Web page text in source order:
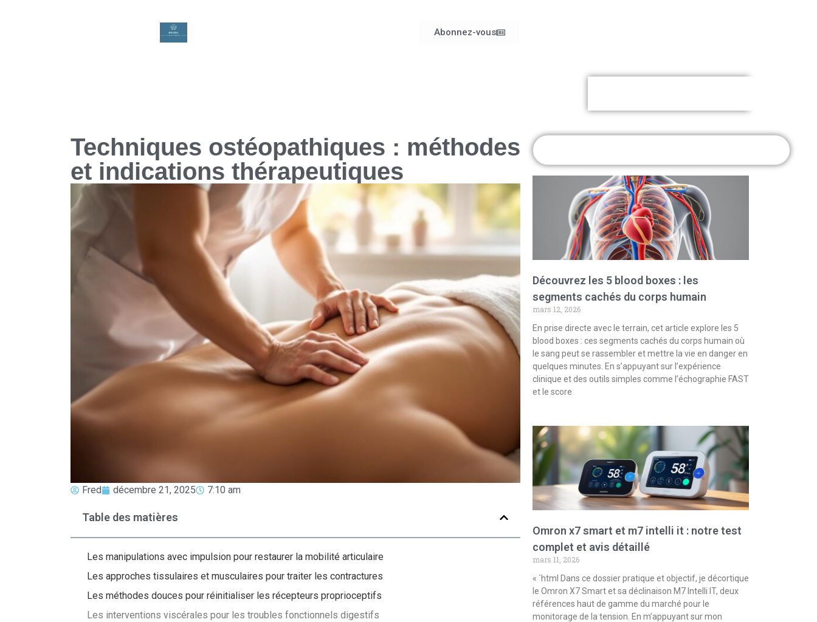
Abonnez-vous
Découvrez les 5 blood boxes : les
segments cachés du corps humain
mars 12, 2026
En prise directe avec le terrain, cet article explore les 5
blood boxes : ces segments cachés du corps humain où
le sang peut se rassembler et mettre la vie en danger en
quelques minutes. En s’appuyant sur l’expérience
clinique et des outils simples comme l’échographie FAST
et le score
Omron x7 smart et m7 intelli it : notre test
complet et avis détaillé
mars 11, 2026
« `html Dans ce dossier pratique et objectif, je décortique
le Omron X7 Smart et sa déclinaison M7 Intelli IT, deux
références haut de gamme du marché pour le
monitorage de la tension. En m’appuyant sur mon
Techniques ostéopathiques : méthodes
et indications thérapeutiques
Fred décembre 21, 2025 7:10 am
Table des matières
Les manipulations avec impulsion pour restaurer la mobilité articulaire
Les approches tissulaires et musculaires pour traiter les contractures
Les méthodes douces pour réinitialiser les récepteurs proprioceptifs
Les interventions viscérales pour les troubles fonctionnels digestifs